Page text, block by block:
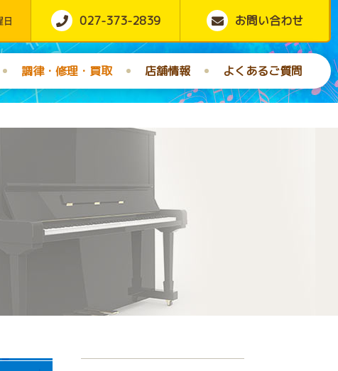
日 027-373-2839 お問い合わせ
調律・修理・買取 店舗情報 よくあるご質問